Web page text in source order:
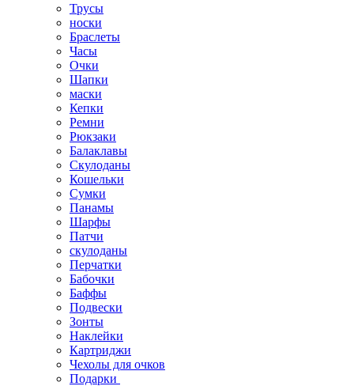
Трусы
носки
Браслеты
Часы
Очки
Шапки
маски
Кепки
Ремни
Рюкзаки
Балаклавы
Скулоданы
Кошельки
Сумки
Панамы
Шарфы
Патчи
скулоданы
Перчатки
Бабочки
Баффы
Подвески
Зонты
Наклейки
Картриджи
Чехолы для очков
Подарки